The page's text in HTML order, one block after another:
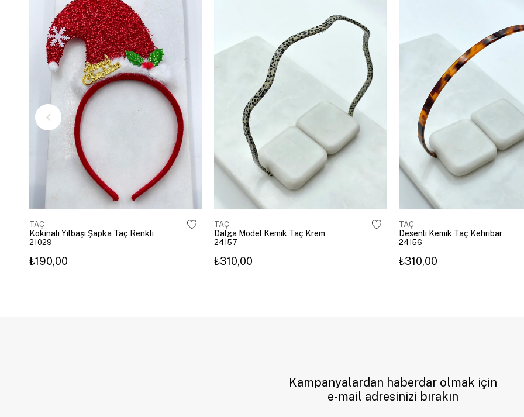
TAÇ
Kokinalı Yılbaşı Şapka Taç Renkli
21029
₺190,00
TAÇ
Dalga Model Kemik Taç Krem
24157
₺310,00
TAÇ
Desenli Kemik Taç Kehribar
24156
₺310,00
Kampanyalardan haberdar olmak için
e-mail adresinizi bırakın